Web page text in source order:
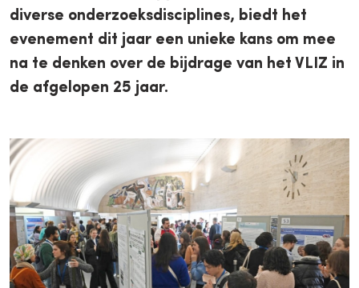
diverse onderzoeksdisciplines, biedt het
evenement dit jaar een unieke kans om mee
na te denken over de bijdrage van het VLIZ in
de afgelopen 25 jaar.